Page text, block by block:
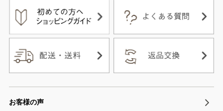
お客様の声